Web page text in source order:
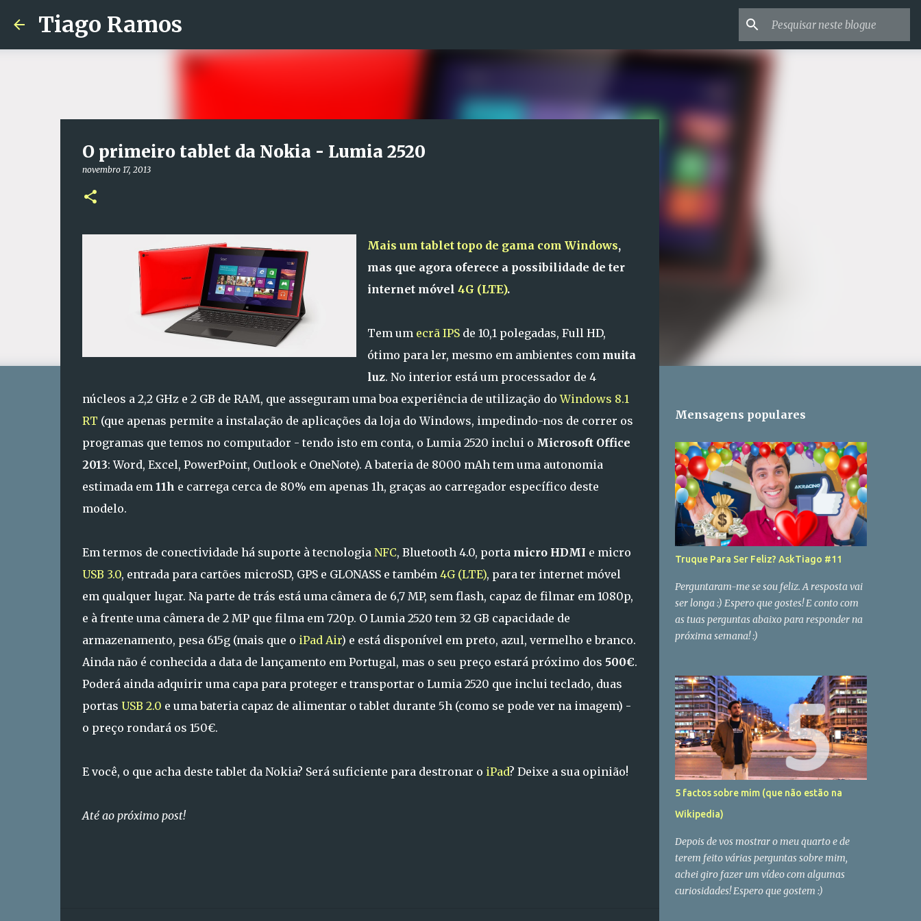
Tiago Ramos
O primeiro tablet da Nokia - Lumia 2520
novembro 17, 2013
Mais um tablet topo de gama com Windows,
mas que agora oferece a possibilidade de ter
internet móvel 4G (LTE).
Tem um ecrã IPSde 10,1 polegadas, Full HD,
ótimo para ler, mesmo em ambientes com muita
luz. No interior está um processador de 4
núcleos a 2,2 GHz e 2 GB de RAM, que asseguram uma boa experiência de utilização doWindows 8.1
RT (que apenas permite a instalação de aplicações da loja do Windows, impedindo-nos de correr os
programas que temos no computador - tendo isto em conta, o Lumia 2520 inclui o Microsoft Office
2013: Word, Excel, PowerPoint, Outlook e OneNote). A bateria de 8000 mAh tem uma autonomia
estimada em 11h e carrega cerca de 80% em apenas 1h, graças ao carregador específico deste
modelo.
Em termos de conectividade há suporte à tecnologia NFC, Bluetooth 4.0, porta micro HDMI e micro
USB 3.0, entrada para cartões microSD, GPS e GLONASS e também 4G (LTE), para ter internet móvel
em qualquer lugar. Na parte de trás está uma câmera de 6,7 MP, sem flash, capaz de filmar em 1080p,
e à frente uma câmera de 2 MP que filma em 720p. O Lumia 2520 tem 32 GB capacidade de
armazenamento, pesa 615g (mais que o iPad Air) e está disponível em preto, azul, vermelho e branco.
Ainda não é conhecida a data de lançamento em Portugal, mas o seu preço estará próximo dos 500€.
Poderá ainda adquirir uma capa para proteger e transportar o Lumia 2520 que inclui teclado, duas
portas USB 2.0 e uma bateria capaz de alimentar o tablet durante 5h (como se pode ver na imagem) -
o preço rondará os 150€.
E você, o que acha deste tablet da Nokia? Será suficiente para destronar o iPad? Deixe a sua opinião!
Até ao próximo post!
Mensagens populares
Truque Para Ser Feliz? AskTiago #11
Perguntaram-me se sou feliz. A resposta vai
ser longa :) Espero que gostes! E conto com
as tuas perguntas abaixo para responder na
próxima semana! :)
5 factos sobre mim (que não estão na
Wikipedia)
Depois de vos mostrar o meu quarto e de
terem feito várias perguntas sobre mim,
achei giro fazer um vídeo com algumas
curiosidades! Espero que gostem :)